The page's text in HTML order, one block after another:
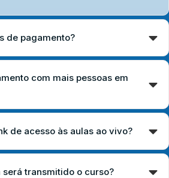
de pagamento?
com mais pessoas em
de acesso às aulas ao vivo?
transmitido o curso?